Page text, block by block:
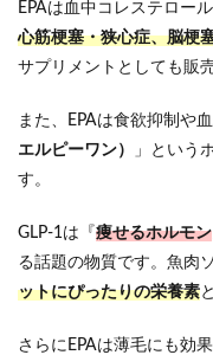
EPAは血中コレステロー
心筋梗塞・狭心症、脳梗
サプリメントとしても販
また、EPAは食欲抑制や
エルピーワン）
」という
す。
GLP-1は『痩せるホルモン
る話題の物質です。魚肉
ットにぴったりの栄養素
さらにEPAは薄毛にも効